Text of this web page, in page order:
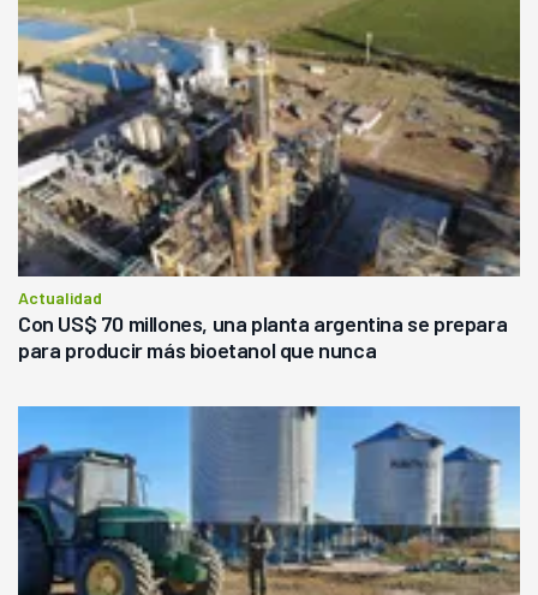
Actualidad
Con US$ 70 millones, una planta argentina se prepara
para producir más bioetanol que nunca